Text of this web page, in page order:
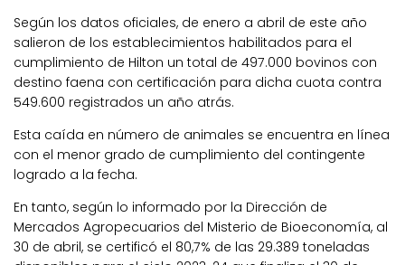
Según los datos oficiales, de enero a abril de este año
salieron de los establecimientos habilitados para el
cumplimiento de Hilton un total de 497.000 bovinos con
destino faena con certificación para dicha cuota contra
549.600 registrados un año atrás.
Esta caída en número de animales se encuentra en línea
con el menor grado de cumplimiento del contingente
logrado a la fecha.
En tanto, según lo informado por la Dirección de
Mercados Agropecuarios del Misterio de Bioeconomía, al
30 de abril, se certificó el 80,7% de las 29.389 toneladas